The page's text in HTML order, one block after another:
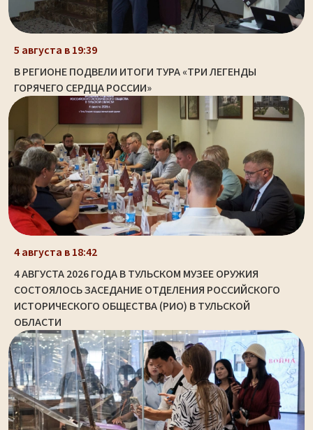
5 августа в 19:39
В РЕГИОНЕ ПОДВЕЛИ ИТОГИ ТУРА «ТРИ ЛЕГЕНДЫ
ГОРЯЧЕГО СЕРДЦА РОССИИ»
4 августа в 18:42
4 АВГУСТА 2026 ГОДА В ТУЛЬСКОМ МУЗЕЕ ОРУЖИЯ
СОСТОЯЛОСЬ ЗАСЕДАНИЕ ОТДЕЛЕНИЯ РОССИЙСКОГО
ИСТОРИЧЕСКОГО ОБЩЕСТВА (РИО) В ТУЛЬСКОЙ
ОБЛАСТИ